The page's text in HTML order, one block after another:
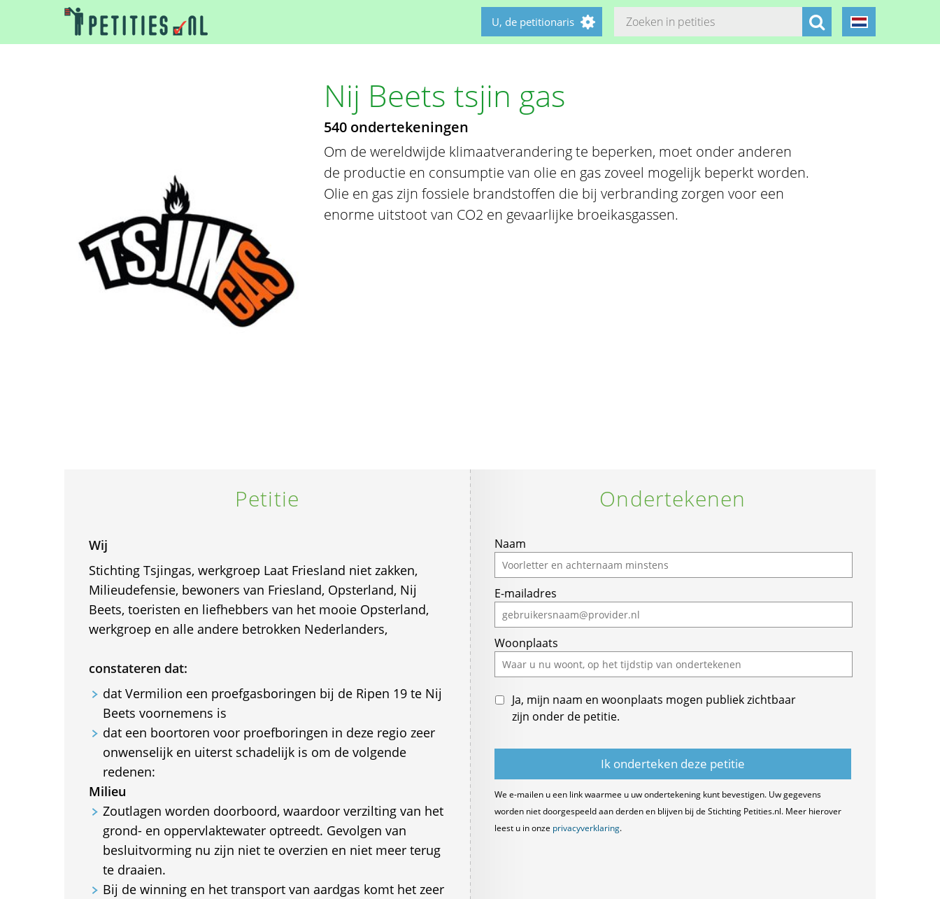
U, de petitionaris
Nij Beets tsjin gas
540 ondertekeningen
Om de wereldwijde klimaatverandering te beperken, moet onder anderen
de productie en consumptie van olie en gas zoveel mogelijk beperkt worden.
Olie en gas zijn fossiele brandstoffen die bij verbranding zorgen voor een
enorme uitstoot van CO2 en gevaarlijke broeikasgassen.
Petitie
Wij
Stichting Tsjingas, werkgroep Laat Friesland niet zakken,
Milieudefensie, bewoners van Friesland, Opsterland, Nij
Beets, toeristen en liefhebbers van het mooie Opsterland,
werkgroep en alle andere betrokken Nederlanders,
constateren dat:
dat Vermilion een proefgasboringen bij de Ripen 19 te Nij
Beets voornemens is
dat een boortoren voor proefboringen in deze regio zeer
onwenselijk en uiterst schadelijk is om de volgende
redenen:
Milieu
Zoutlagen worden doorboord, waardoor verzilting van het
grond- en oppervlaktewater optreedt. Gevolgen van
besluitvorming nu zijn niet te overzien en niet meer terug
te draaien.
Bij de winning en het transport van aardgas komt het zeer
Ondertekenen
Naam
E-mailadres
Woonplaats
Ja, mijn naam en woonplaats mogen publiek zichtbaar
zijn onder de petitie.
We e-mailen u een link waarmee u uw ondertekening kunt bevestigen. Uw gegevens
worden niet doorgespeeld aan derden en blijven bij de Stichting Petities.nl. Meer hierover
leest u in onze privacyverklaring.